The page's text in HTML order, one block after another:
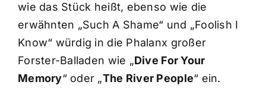
wie das Stück heißt, ebenso wie die
erwähnten „Such A Shame“ und „Foolish I
Know“ würdig in die Phalanx großer
Forster-Balladen wie „Dive For Your
Memory“ oder „The River People“ ein.